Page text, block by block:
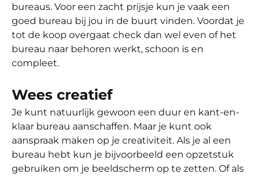
bureaus. Voor een zacht prijsje kun je vaak een
goed bureau bij jou in de buurt vinden. Voordat je
tot de koop overgaat check dan wel even of het
bureau naar behoren werkt, schoon is en
compleet.
Wees creatief
Je kunt natuurlijk gewoon een duur en kant-en-
klaar bureau aanschaffen. Maar je kunt ook
aanspraak maken op je creativiteit. Als je al een
bureau hebt kun je bijvoorbeeld een opzetstuk
gebruiken om je beeldscherm op te zetten. Of als